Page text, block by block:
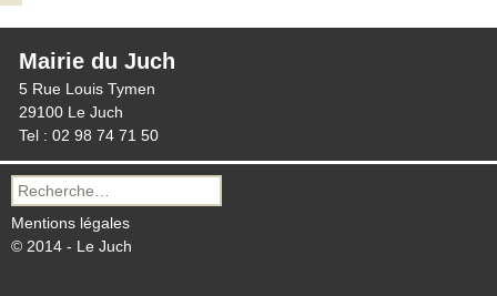
Mairie du Juch
5 Rue Louis Tymen
29100 Le Juch
Tel : 02 98 74 71 50
Recherche
pour :
Mentions légales
© 2014 - Le Juch